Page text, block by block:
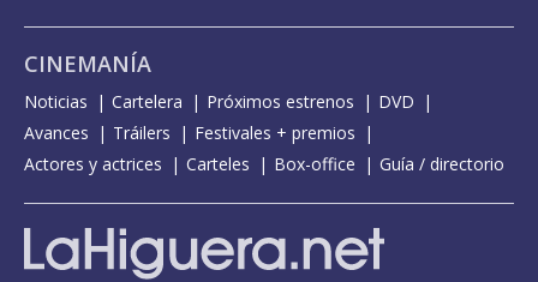
CINEMANÍA
Noticias Cartelera Próximos estrenos
DVD
Avances
Tráilers
Festivales + premios
Actores y actrices
Carteles Box-office Guía / directorio